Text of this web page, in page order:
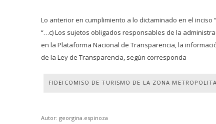
Lo anterior en cumplimiento a lo dictaminado en el inciso
“…c) Los sujetos obligados responsables de la
en la Plataforma Nacional de Transparencia, la
de la Ley de Transparencia, según corresponda
FIDEICOMISO DE TURISMO DE LA ZONA
Autor: georgina.espinoza